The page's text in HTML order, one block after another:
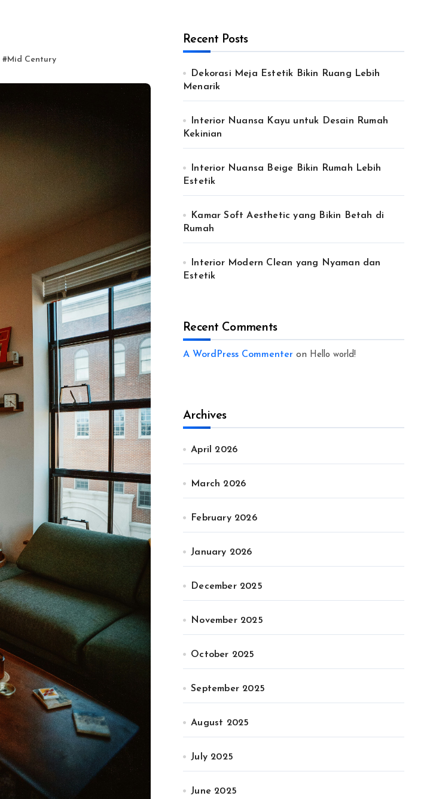
#Mid Century
Recent Posts
Dekorasi Meja Estetik Bikin Ruang Lebih
Menarik
Interior Nuansa Kayu untuk Desain Rumah
Kekinian
Interior Nuansa Beige Bikin Rumah Lebih
Estetik
Kamar Soft Aesthetic yang Bikin Betah di
Rumah
Interior Modern Clean yang Nyaman dan
Estetik
Recent Comments
A WordPress Commenter on Hello world!
Archives
April 2026
March 2026
February 2026
January 2026
December 2025
November 2025
October 2025
September 2025
August 2025
July 2025
June 2025